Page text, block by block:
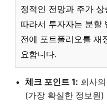
정적인 전망과 주가
따라서 투자자는 분할
전에 포트폴리오를 재
요합니다.
체크 포인트 1: 회사
(가장 확실한 정보원)